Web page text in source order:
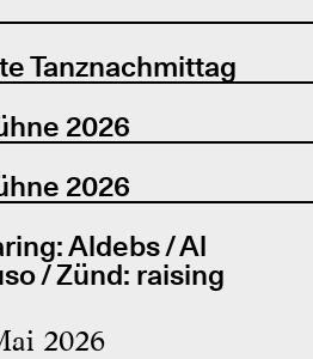
Tanznachmittag
2026
2026
Aldebs / Al
/ Zünd: raising
2026